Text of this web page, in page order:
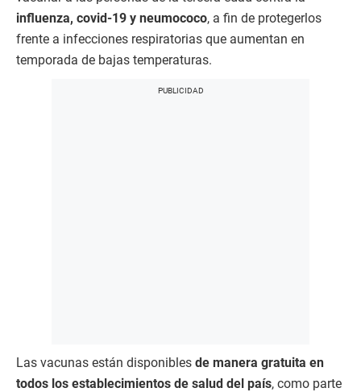
influenza, covid-19 y neumococo, a fin de protegerlos
frente a infecciones respiratorias que aumentan en
temporada de bajas temperaturas.
Las vacunas están disponibles de manera gratuita en
todos los establecimientos de salud del país, como parte